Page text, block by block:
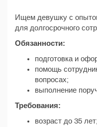
Ищем девушку с
для долгосрочного
Обязанности:
подготовка и
помощь
вопросах;
выполнение
Требования:
возраст до 35 лет;